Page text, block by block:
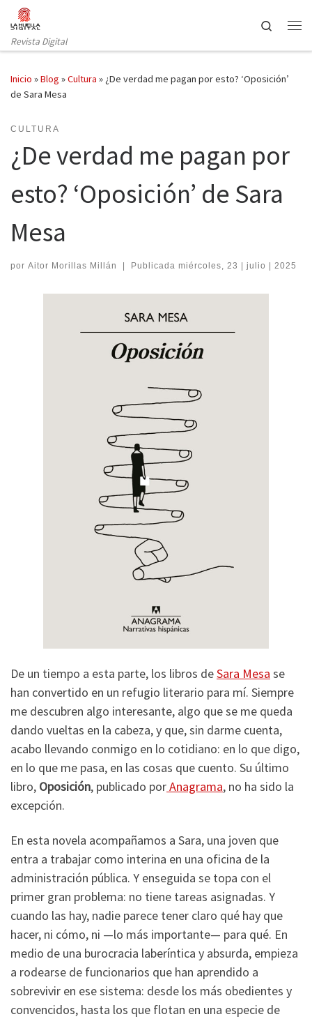
Saltar al contenido
Revista Digital
Search
Inicio »Blog »Cultura » ¿De verdad me pagan por esto? ‘Oposición’
de Sara Mesa
CULTURA
¿De verdad me pagan por
esto? ‘Oposición’ de Sara
Mesa
por Aitor Morillas Millán | Publicada miércoles, 23 | julio | 2025
De un tiempo a esta parte, los libros deSara Mesa se
han convertido en un refugio literario para mí. Siempre
me descubren algo interesante, algo que se me queda
dando vueltas en la cabeza, y que, sin darme cuenta,
acabo llevando conmigo en lo cotidiano: en lo que digo,
en lo que me pasa, en las cosas que cuento. Su último
libro, Oposición, publicado porAnagrama, no ha sido la
excepción.
En esta novela acompañamos a Sara, una joven que
entra a trabajar como interina en una oficina de la
administración pública. Y enseguida se topa con el
primer gran problema: no tiene tareas asignadas. Y
cuando las hay, nadie parece tener claro qué hay que
hacer, ni cómo, ni —lo más importante— para qué. En
medio de una burocracia laberíntica y absurda, empieza
a rodearse de funcionarios que han aprendido a
sobrevivir en ese sistema: desde los más obedientes y
convencidos, hasta los que flotan en una especie de